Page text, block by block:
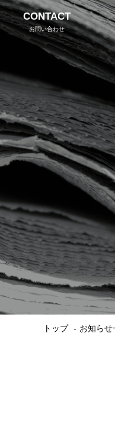
CONTACT
お問い合わせ
トップ お知らせ